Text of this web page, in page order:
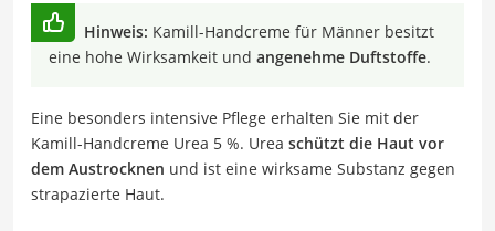
Hinweis: Kamill-Handcreme für Männer besitzt
eine hohe Wirksamkeit und angenehme Duftstoffe.
Eine besonders intensive Pflege erhalten Sie mit der
Kamill-Handcreme Urea 5 %. Urea schützt die Haut vor
dem Austrocknen und ist eine wirksame Substanz gegen
strapazierte Haut.